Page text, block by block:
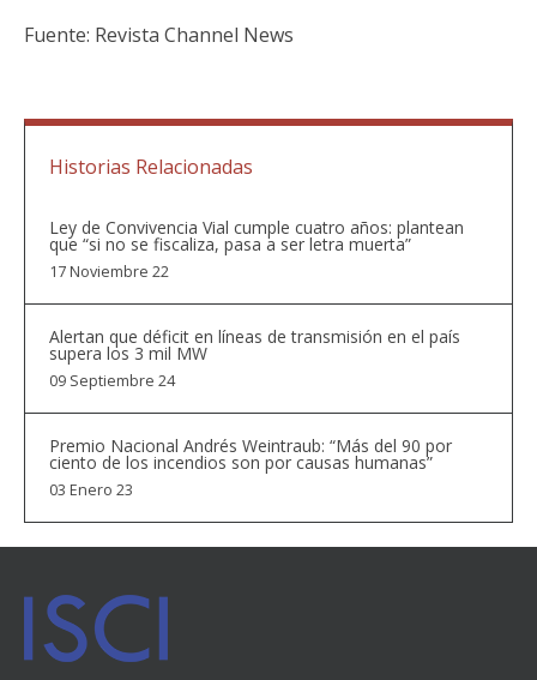
Fuente: Revista Channel News
Historias Relacionadas
Ley de Convivencia Vial cumple cuatro años: plantean
que “si no se fiscaliza, pasa a ser letra muerta”
17 Noviembre 22
Alertan que déficit en líneas de transmisión en el país
supera los 3 mil MW
09 Septiembre 24
Premio Nacional Andrés Weintraub: “Más del 90 por
ciento de los incendios son por causas humanas”
03 Enero 23